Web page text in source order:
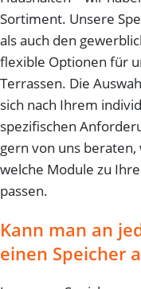
Sortiment. Unsere
als auch den
flexible Optionen für
Terrassen. Die
sich nach Ihrem
spezifischen
gern von uns beraten,
welche Module zu
passen.
Kann man an
einen Speicher